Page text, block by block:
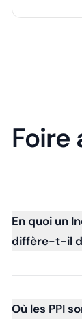
Foire
En quoi un
diffère-t-il
Où les PPI